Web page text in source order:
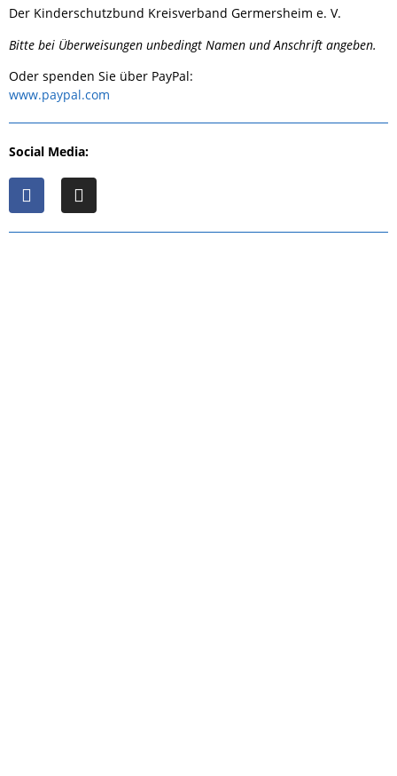
Der Kinderschutzbund Kreisverband Germersheim e. V.
Bitte bei Überweisungen unbedingt Namen und Anschrift angeben.
Oder spenden Sie über PayPal:
www.paypal.com
Social Media: